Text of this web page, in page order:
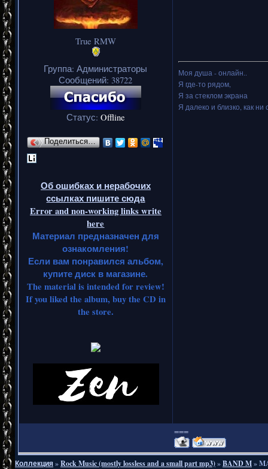
True RMW
Группа: Администраторы
Сообщений: 38722
Статус: Offline
Поделиться…
Об ошибках и нерабочих
ссылках пишите сюда
Error and non-working links write
here
Материал предназначен для
ознакомления!
Если вам понравился альбом,
купите диск в магазине.
The material is intended for review!
If you liked the album, buy the CD in
the store.
Моя душа - онлайн..
Я где-то рядом,
Я за стеклом экрана
Я далеко и близко, как ни
===
Коллекция»Rock Music (mostly lossless and a small part mp3)»BAND M»